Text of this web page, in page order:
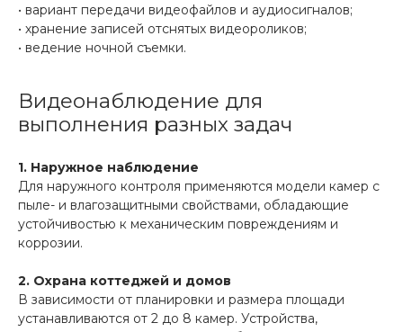
• вариант передачи видеофайлов и аудиосигналов;
• хранение записей отснятых видеороликов;
• ведение ночной съемки.
Видеонаблюдение для
выполнения разных задач
1. Наружное наблюдение
Для наружного контроля применяются модели камер с
пыле- и влагозащитными свойствами, обладающие
устойчивостью к механическим повреждениям и
коррозии.
2. Охрана коттеджей и домов
В зависимости от планировки и размера площади
устанавливаются от 2 до 8 камер. Устройства,